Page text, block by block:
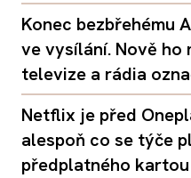
Konec bezbřehému
ve vysílání. Nově ho
televize a rádia
Netflix je před
alespoň co se týče
předplatného kartou